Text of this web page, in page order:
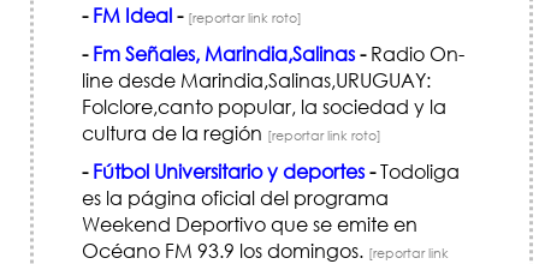
- FM Ideal- [reportar link roto]
- Fm Señales, Marindia,Salinas-Radio On-
line desde Marindia,Salinas,URUGUAY:
Folclore,canto popular, la sociedad y la
cultura de la región [reportar link roto]
- Fútbol Universitario y deportes-Todoliga
es la página oficial del programa
Weekend Deportivo que se emite en
Océano FM 93.9 los domingos. [reportar link